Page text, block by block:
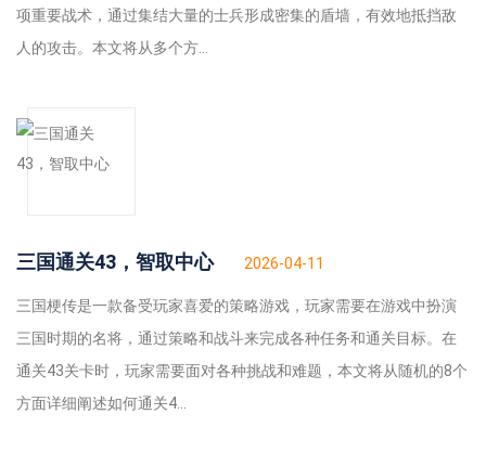
项重要战术，通过集结大量的士兵形成密集的盾墙，有效地抵挡敌
人的攻击。本文将从多个方...
三国通关43，智取中心 2026-04-11
三国梗传是一款备受玩家喜爱的策略游戏，玩家需要在游戏中扮演
三国时期的名将，通过策略和战斗来完成各种任务和通关目标。在
通关43关卡时，玩家需要面对各种挑战和难题，本文将从随机的8个
方面详细阐述如何通关4...